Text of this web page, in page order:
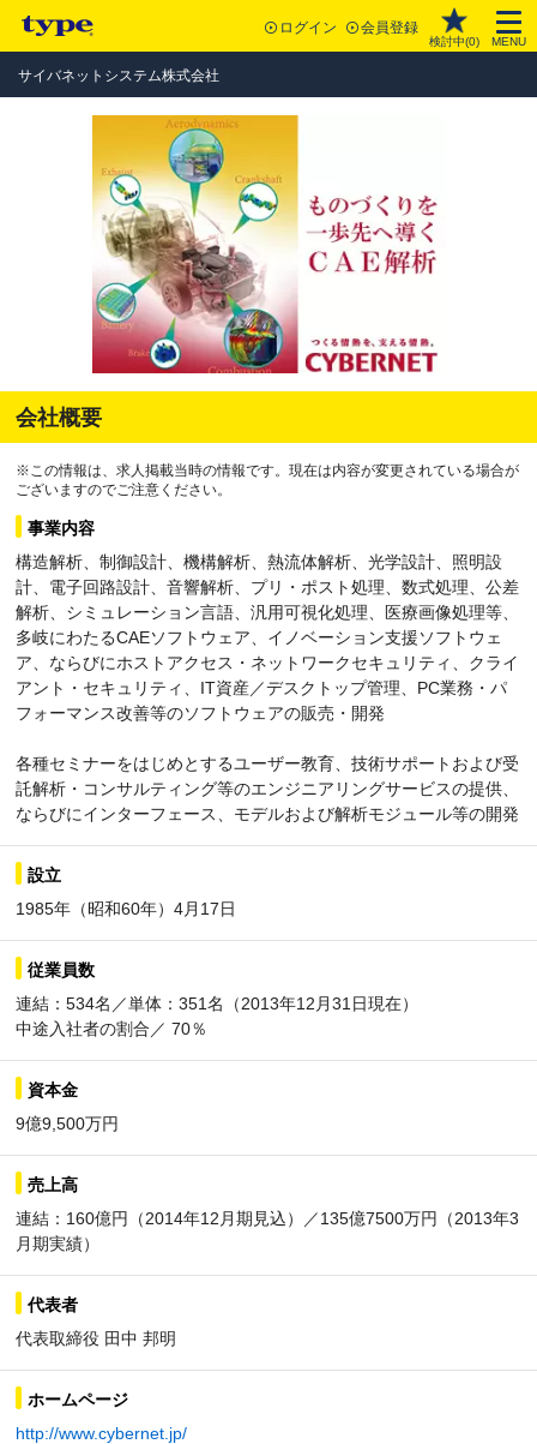
ログイン 会員登録
検討中(0) MENU
サイバネットシステム株式会社
会社概要
※この情報は、求人掲載当時の情報です。現在は内容が変更されている場合が
ございますのでご注意ください。
事業内容
構造解析、制御設計、機構解析、熱流体解析、光学設計、照明設
計、電子回路設計、音響解析、プリ・ポスト処理、数式処理、公差
解析、シミュレーション言語、汎用可視化処理、医療画像処理等、
多岐にわたるCAEソフトウェア、イノベーション支援ソフトウェ
ア、ならびにホストアクセス・ネットワークセキュリティ、クライ
アント・セキュリティ、IT資産／デスクトップ管理、PC業務・パ
フォーマンス改善等のソフトウェアの販売・開発
各種セミナーをはじめとするユーザー教育、技術サポートおよび受
託解析・コンサルティング等のエンジニアリングサービスの提供、
ならびにインターフェース、モデルおよび解析モジュール等の開発
設立
1985年（昭和60年）4月17日
従業員数
連結：534名／単体：351名（2013年12月31日現在）
中途入社者の割合／ 70％
資本金
9億9,500万円
売上高
連結：160億円（2014年12月期見込）／135億7500万円（2013年3
月期実績）
代表者
代表取締役 田中 邦明
ホームページ
http://www.cybernet.jp/